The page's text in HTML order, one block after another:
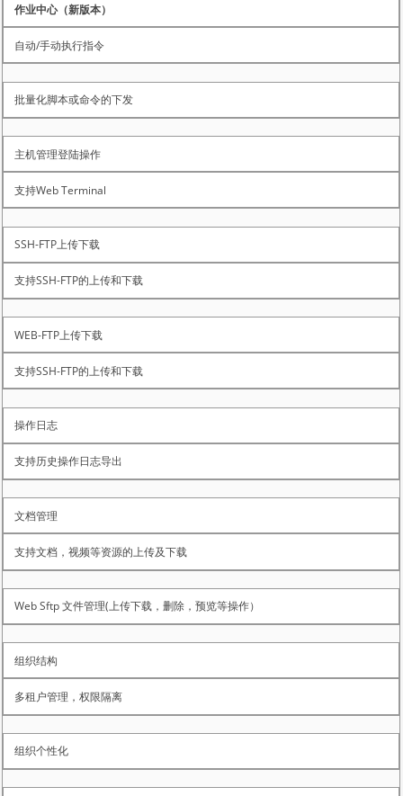
作业中心（新版本）
自动/手动执行指令
批量化脚本或命令的下发
主机管理登陆操作
支持Web Terminal
SSH-FTP上传下载
支持SSH-FTP的上传和下载
WEB-FTP上传下载
支持SSH-FTP的上传和下载
操作日志
支持历史操作日志导出
文档管理
支持文档，视频等资源的上传及下载
Web Sftp 文件管理(上传下载，删除，预览等操作）
组织结构
多租户管理，权限隔离
组织个性化